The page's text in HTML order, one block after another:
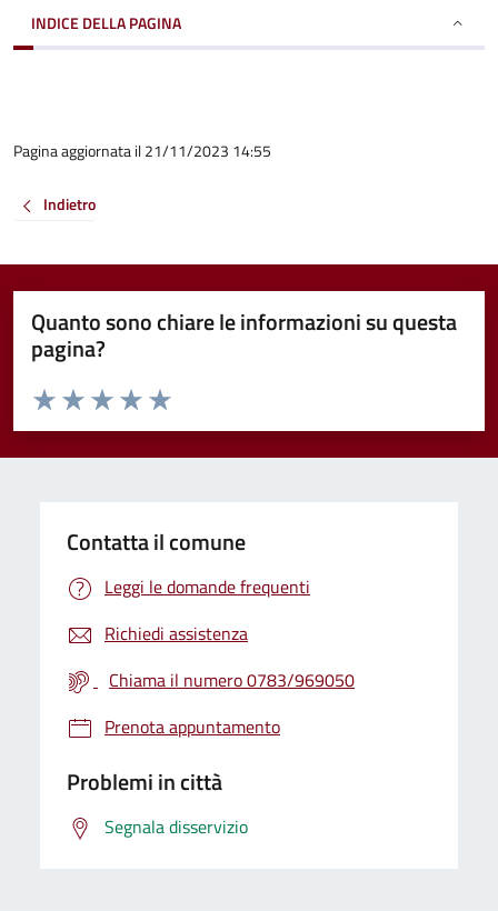
INDICE DELLA PAGINA
Pagina aggiornata il 21/11/2023 14:55
Indietro
Quanto sono chiare le informazioni su questa
pagina?
Valuta da 1 a 5 stelle la pagina
Valuta 5 stelle su 5
Valuta 4 stelle su 5
Valuta 3 stelle su 5
Valuta 2 stelle su 5
Valuta 1 stelle su 5
Contatta il comune
Leggi le domande frequenti
Richiedi assistenza
Chiama il numero 0783/969050
Prenota appuntamento
Problemi in città
Segnala disservizio